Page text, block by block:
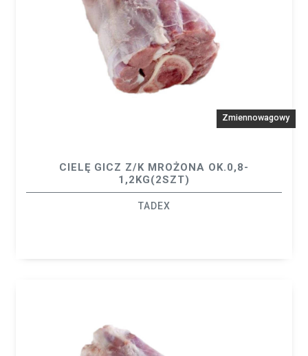
Zmiennowagowy
CIELĘ GICZ Z/K MROŻONA OK.0,8-
1,2KG(2SZT)
TADEX